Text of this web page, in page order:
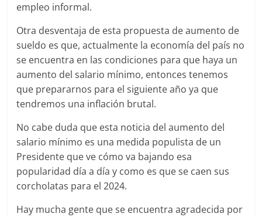
empleo informal.
Otra desventaja de esta propuesta de aumento de
sueldo es que, actualmente la economía del país no
se encuentra en las condiciones para que haya un
aumento del salario mínimo, entonces tenemos
que prepararnos para el siguiente año ya que
tendremos una inflación brutal.
No cabe duda que esta noticia del aumento del
salario mínimo es una medida populista de un
Presidente que ve cómo va bajando esa
popularidad día a día y como es que se caen sus
corcholatas para el 2024.
Hay mucha gente que se encuentra agradecida por